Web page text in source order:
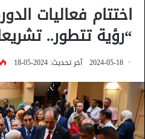
“رؤية تتطور..
2024-05-18 آخر تحديث: 2024-05-18